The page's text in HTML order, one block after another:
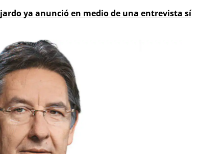
ya anunció en medio de una entrevista sí